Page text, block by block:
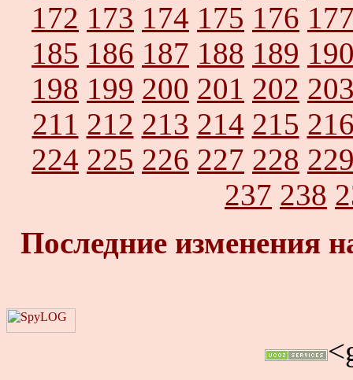
172 173 174 175 176
185 186 187 188 189
198 199 200 201 202
211 212 213 214 215
224 225 226 227 228
237 238
Последние изменения
<